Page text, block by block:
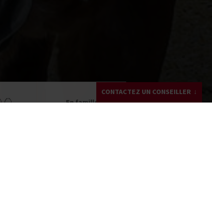
En famille
CONTACTEZ UN CONSEILLER